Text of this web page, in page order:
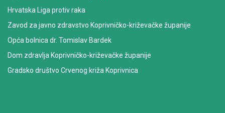
Hrvatska Liga protiv raka
Zavod za javno zdravstvo Koprivničko-križevačke županije
Opća bolnica dr. Tomislav Bardek
Dom zdravlja Koprivničko-križevačke županije
Gradsko društvo Crvenog križa Koprivnica